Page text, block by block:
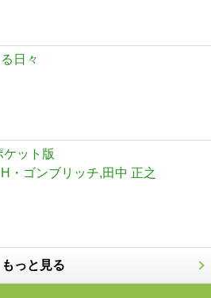
日々
ケット版
・ゴンブリッチ,田中 正之
もっと見る